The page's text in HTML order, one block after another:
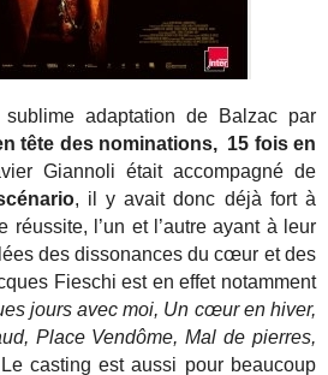
adaptation de Balzac par
tête des nominations, 15 fois en
Giannoli était accompagné de
, il y avait donc déjà fort à
réussite, l’un et l’autre ayant à leur
des dissonances du cœur et des
Fieschi est en effet notamment
jours avec moi, Un cœur en hiver,
Place Vendôme, Mal de pierres,
Le casting est aussi pour beaucoup